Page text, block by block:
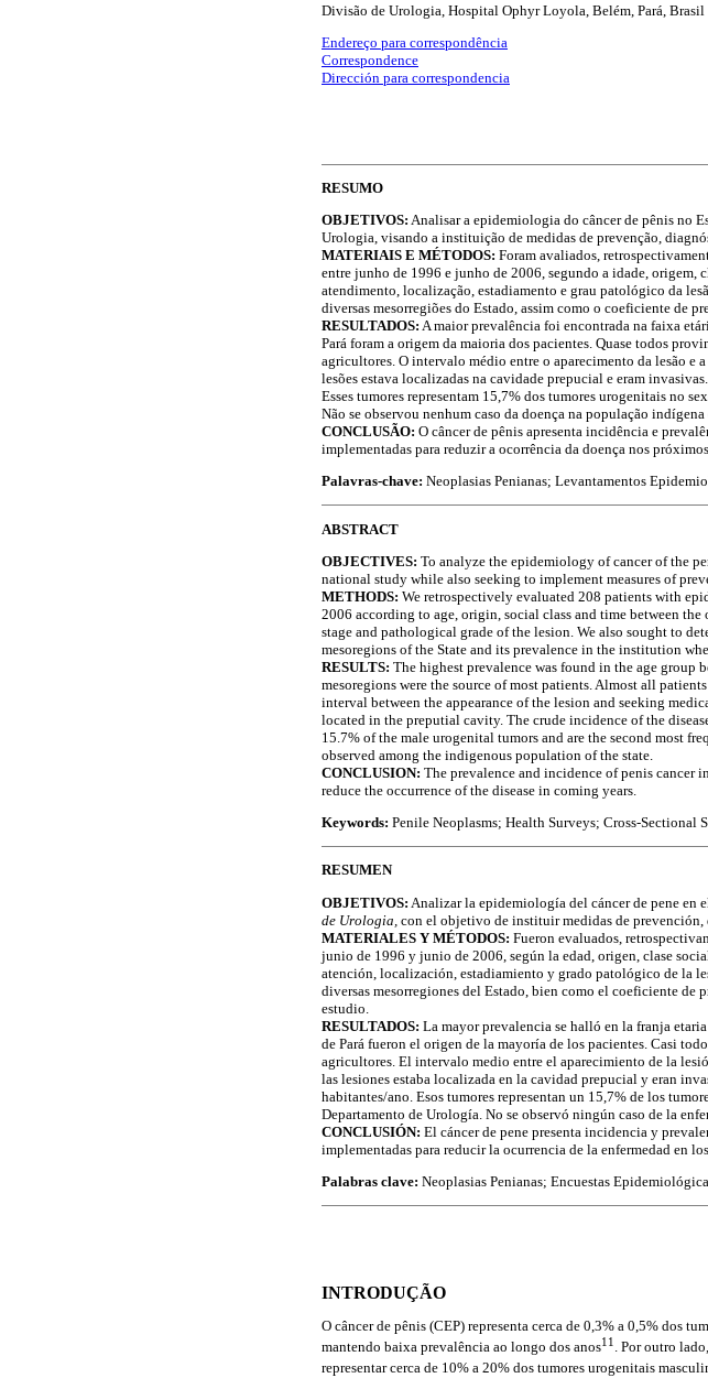
Divisão de Urologia, Hospital Ophyr Loyola, Belém, Pará, Brasil
Endereço para correspondência
Correspondence
Dirección para correspondencia
RESUMO
OBJETIVOS: Analisar a epidemiologia do câncer de pênis no
Urologia, visando a instituição de medidas de prevenção,
MATERIAIS E MÉTODOS: Foram avaliados,
entre junho de 1996 e junho de 2006, segundo a idade, origem,
atendimento, localização, estadiamento e grau patológico da
diversas mesorregiões do Estado, assim como o coeficiente de
RESULTADOS: A maior prevalência foi encontrada na faixa
Pará foram a origem da maioria dos pacientes. Quase todos
agricultores. O intervalo médio entre o aparecimento da lesão e
lesões estava localizadas na cavidade prepucial e eram
Esses tumores representam 15,7% dos tumores urogenitais no
Não se observou nenhum caso da doença na população
CONCLUSÃO: O câncer de pênis apresenta incidência e
implementadas para reduzir a ocorrência da doença nos
Palavras-chave: Neoplasias Penianas; Levantamentos
ABSTRACT
OBJECTIVES: To analyze the epidemiology of cancer of the
national study while also seeking to implement measures of
METHODS: We retrospectively evaluated 208 patients with
2006 according to age, origin, social class and time between
stage and pathological grade of the lesion. We also sought to
mesoregions of the State and its prevalence in the institution
RESULTS: The highest prevalence was found in the age group
mesoregions were the source of most patients. Almost all
interval between the appearance of the lesion and seeking
located in the preputial cavity. The crude incidence of the
15.7% of the male urogenital tumors and are the second most
observed among the indigenous population of the state.
CONCLUSION: The prevalence and incidence of penis cancer
reduce the occurrence of the disease in coming years.
Keywords: Penile Neoplasms; Health Surveys; Cross-Sectional
RESUMEN
OBJETIVOS: Analizar la epidemiología del cáncer de pene en
de Urologia, con el objetivo de instituir medidas de prevención,
MATERIALES Y MÉTODOS: Fueron evaluados,
junio de 1996 y junio de 2006, según la edad, origen, clase
atención, localización, estadiamiento y grado patológico de la
diversas mesorregiones del Estado, bien como el coeficiente
estudio.
RESULTADOS: La mayor prevalencia se halló en la franja
de Pará fueron el origen de la mayoría de los pacientes. Casi
agricultores. El intervalo medio entre el aparecimiento de la
las lesiones estaba localizada en la cavidad prepucial y eran
habitantes/ano. Esos tumores representan un 15,7% de los
Departamento de Urología. No se observó ningún caso de la
CONCLUSIÓN: El cáncer de pene presenta incidencia y
implementadas para reducir la ocurrencia de la enfermedad en
Palabras clave: Neoplasias Penianas; Encuestas
INTRODUÇÃO
O câncer de pênis (CEP) representa cerca de 0,3% a 0,5% dos
mantendo baixa prevalência ao longo dos anos11 . Por outro
representar cerca de 10% a 20% dos tumores urogenitais